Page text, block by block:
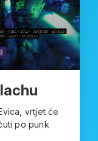
vrtjet će
po punk